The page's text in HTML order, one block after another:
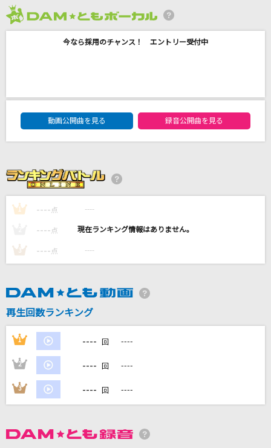
KissHug
Novelbright
夏色
88
井上あずみ
カラオケ最新情報をチェック！
今なら採用のチャンス！ エントリー受付中
DAM★ともボーカルエントリーランキング
動画公開曲を見る
録音公開曲を見る
1 ---- 点 ----
---- 点 ----
3 ---- 点 ----
再生回数ランキング
1 ---- 回 ----
2 ---- 回 ----
3 ---- 回 ----